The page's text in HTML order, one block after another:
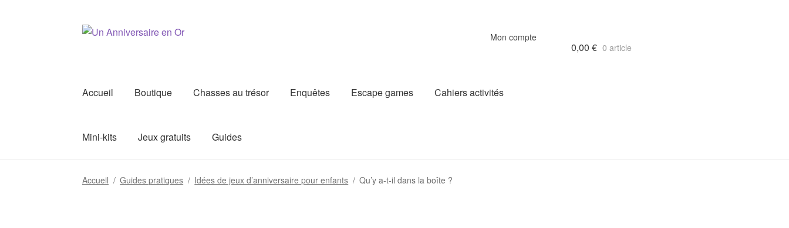
Aller
Aller
Mon compte
0,00 € 0 article
Accueil Boutique Chasses au trésor Enquêtes Escape games Cahiers activités
Mini-kits Jeux gratuits Guides
Accueil / Guides pratiques / Idées de jeux d’anniversaire pour enfants / Qu’y a-t-il dans la boîte ?